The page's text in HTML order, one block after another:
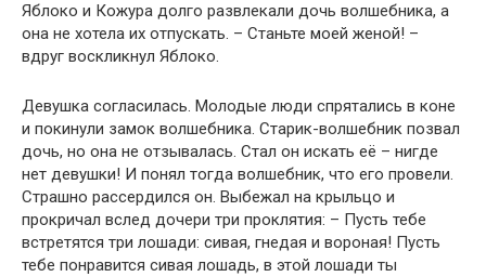
Яблоко и Кожура долго развлекали дочь волшебника, а
она не хотела их отпускать. – Станьте моей женой! –
вдруг воскликнул Яблоко.
Девушка согласилась. Молодые люди спрятались в коне
и покинули замок волшебника. Старик-волшебник позвал
дочь, но она не отзывалась. Стал он искать её – нигде
нет девушки! И понял тогда волшебник, что его провели.
Страшно рассердился он. Выбежал на крыльцо и
прокричал вслед дочери три проклятия: – Пусть тебе
встретятся три лошади: сивая, гнедая и вороная! Пусть
тебе понравится сивая лошадь, в этой лошади ты